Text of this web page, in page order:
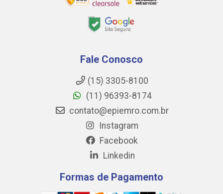
Fale Conosco
(15) 3305-8100
(11) 96393-8174
contato@epiemro.com.br
Instagram
Facebook
Linkedin
Formas de Pagamento